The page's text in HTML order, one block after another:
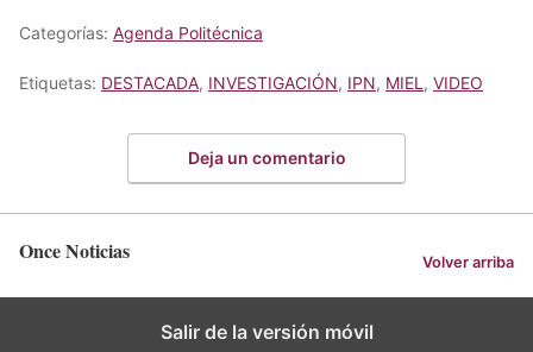
Categorías: Agenda Politécnica
Etiquetas: DESTACADA, INVESTIGACIÓN, IPN, MIEL , VIDEO
Deja un comentario
Once Noticias Volver arriba
Salir de la versión móvil